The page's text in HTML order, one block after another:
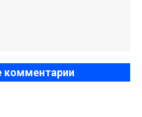
комментарии